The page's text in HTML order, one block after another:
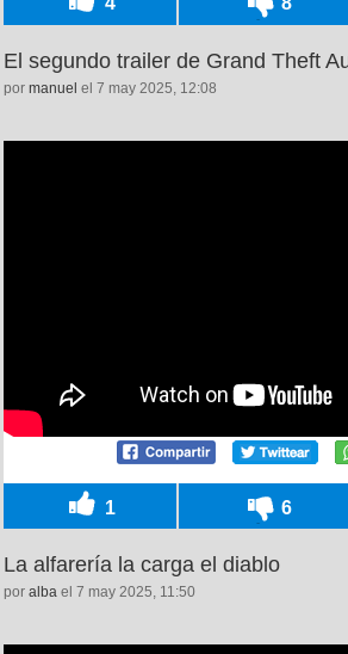
El segundo trailer de Grand Theft
por manuel el 7 may 2025, 12:08
1 6
La alfarería la carga el diablo
por alba el 7 may 2025, 11:50